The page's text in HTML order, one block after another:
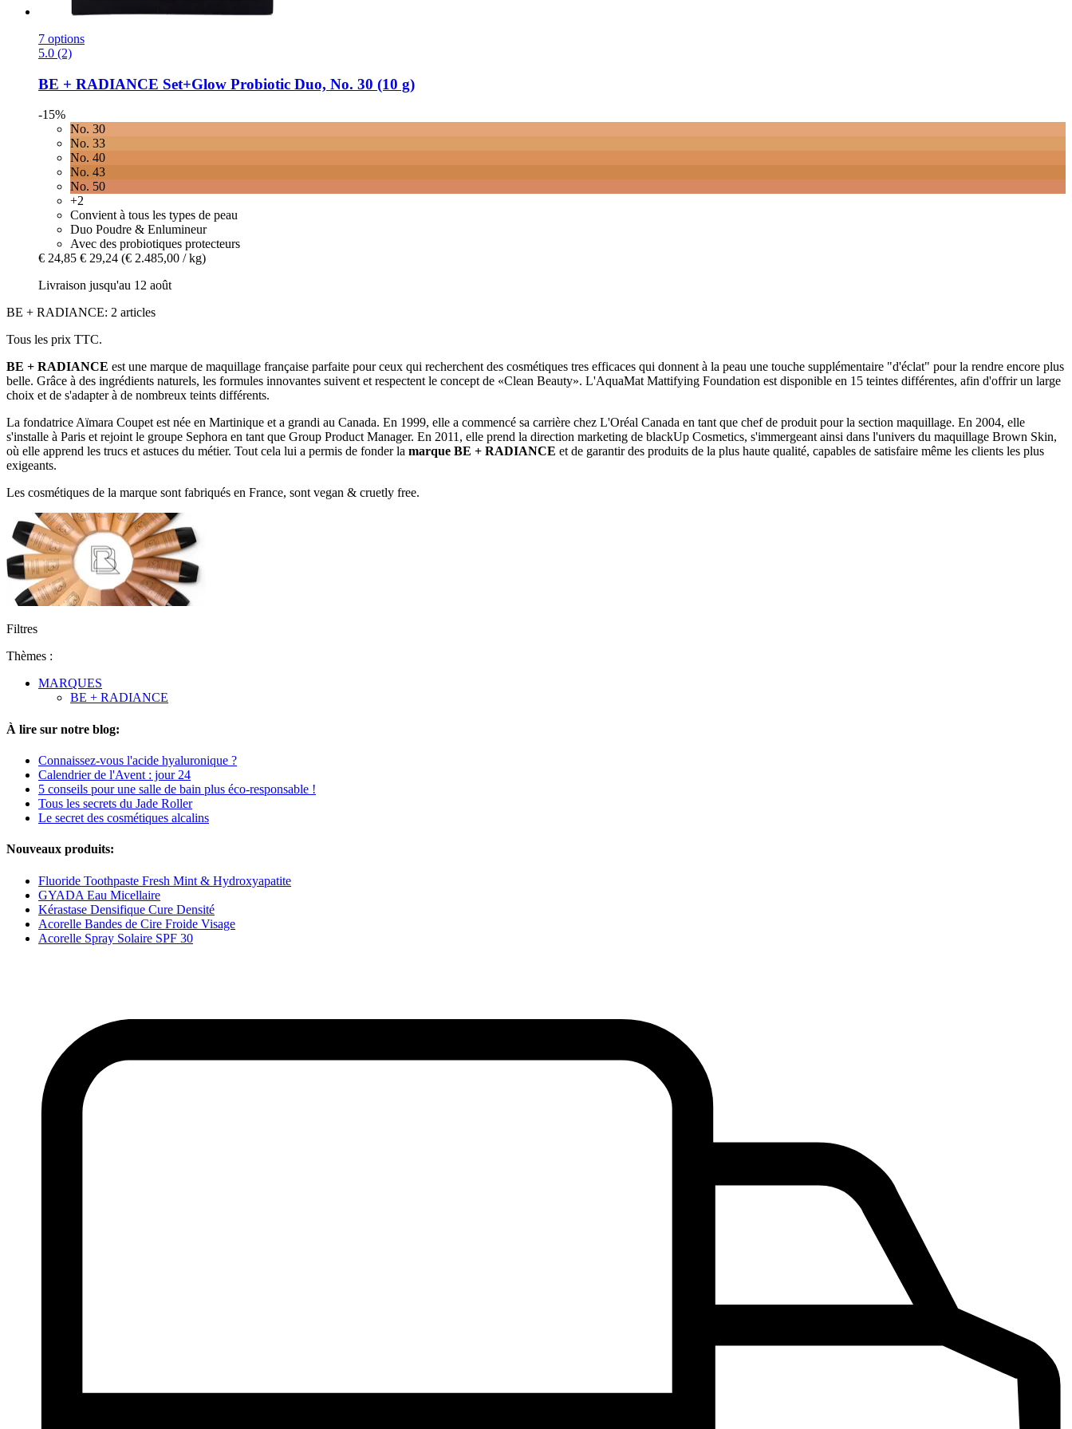
7 options
5.0 (2)
BE + RADIANCE Set+Glow Probiotic Duo, No. 30 (10 g)
-15%
No. 30
No. 33
No. 40
No. 43
No. 50
+2
Convient à tous les types de peau
Duo Poudre & Enlumineur
Avec des probiotiques protecteurs
€ 24,85 € 29,24 (€ 2.485,00 / kg)
Livraison jusqu'au 12 août
BE + RADIANCE: 2 articles
Tous les prix TTC.
BE + RADIANCE est une marque de maquillage française parfaite pour ceux qui recherchent des cosmétiques tres efficaces qui donnent à la peau une touche supplémentaire "d'éclat" pour la rendre encore plus
belle. Grâce à des ingrédients naturels, les formules innovantes suivent et respectent le concept de «Clean Beauty». L'AquaMat Mattifying Foundation est disponible en 15 teintes différentes, afin d'offrir un large
choix et de s'adapter à de nombreux teints différents.
La fondatrice Aïmara Coupet est née en Martinique et a grandi au Canada. En 1999, elle a commencé sa carrière chez L'Oréal Canada en tant que chef de produit pour la section maquillage. En 2004, elle
s'installe à Paris et rejoint le groupe Sephora en tant que Group Product Manager. En 2011, elle prend la direction marketing de blackUp Cosmetics, s'immergeant ainsi dans l'univers du maquillage Brown Skin,
où elle apprend les trucs et astuces du métier. Tout cela lui a permis de fonder la marque BE + RADIANCE et de garantir des produits de la plus haute qualité, capables de satisfaire même les clients les plus
exigeants.
Les cosmétiques de la marque sont fabriqués en France, sont vegan & cruetly free.
Filtres
Thèmes :
MARQUES
BE + RADIANCE
À lire sur notre blog:
Connaissez-vous l'acide hyaluronique ?
Calendrier de l'Avent : jour 24
5 conseils pour une salle de bain plus éco-responsable !
Tous les secrets du Jade Roller
Le secret des cosmétiques alcalins
Nouveaux produits:
Fluoride Toothpaste Fresh Mint & Hydroxyapatite
GYADA Eau Micellaire
Kérastase Densifique Cure Densité
Acorelle Bandes de Cire Froide Visage
Acorelle Spray Solaire SPF 30